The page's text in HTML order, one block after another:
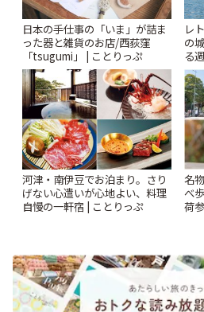
日本の手仕事の「いま」が詰ま
った器と雑貨のお店/西荻窪
「tsugumi」 | ことりっぷ
レ
の
る
河津・南伊豆でお泊まり。さり
げない心遣いが心地よい、料理
自慢の一軒宿 | ことりっぷ
名
べ
荷